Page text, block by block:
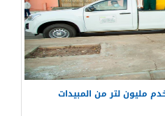
مليون لتر من المبيدات